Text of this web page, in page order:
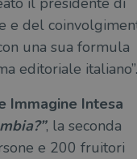
e del
una sua formula
editoriale italiano”.
Immagine Intesa
, la seconda
e 200 fruitori